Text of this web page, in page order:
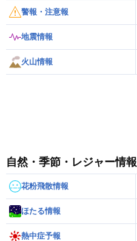
警報・注意報
地震情報
火山情報
自然・季節・レジャー情報
花粉飛散情報
ほたる情報
熱中症予報